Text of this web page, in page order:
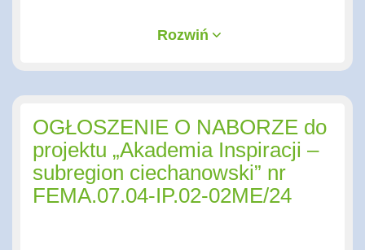
Rozwiń
OGŁOSZENIE O NABORZE do
projektu „Akademia Inspiracji –
subregion ciechanowski” nr
FEMA.07.04-IP.02-02ME/24